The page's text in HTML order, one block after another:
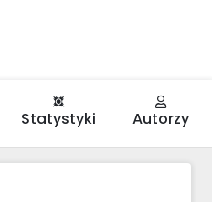
Statystyki Autorzy